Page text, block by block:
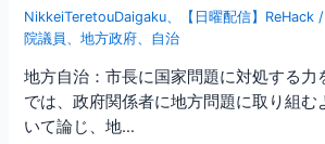
NikkeiTeretouDaigaku 【日曜配信】ReHack /
院議員
、地方政府 自治
地方自治：市長に国家問題に対処する力
では、政府関係者に地方問題に取り組む
いて論じ、地…